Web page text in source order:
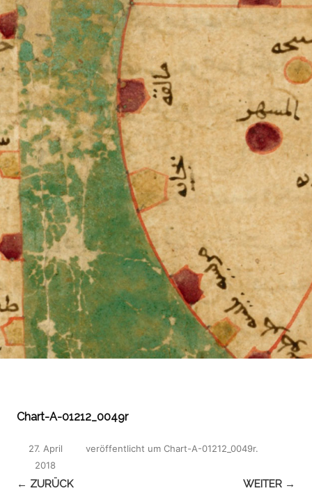
Chart-A-01212_0049r
veröffentlicht
27. April
2018
um Chart-A-01212_0049r.
← ZURÜCK WEITER →